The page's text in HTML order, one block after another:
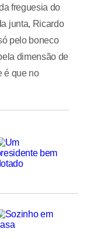
freguesia do
junta, Ricardo
pelo boneco
dimensão de
é que no